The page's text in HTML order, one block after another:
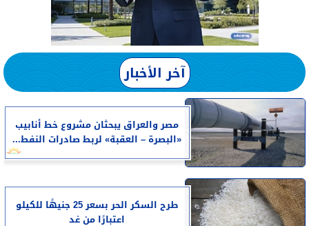
آخر الأخبار
مصر والعراق يبحثان مشروع خط أنابيب
«البصرة – العقبة» لربط صادرات النفط...
طرح السكر الحر بسعر 25 جنيهًا للكيلو
اعتبارًا من غد